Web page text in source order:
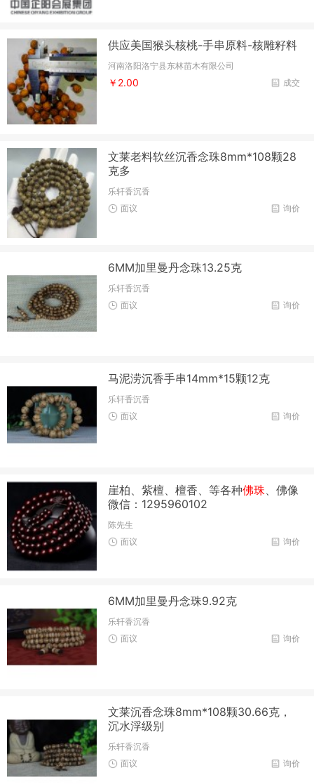
供应美国猴头核桃-手串原料-核雕籽料
河南洛阳洛宁县东林苗木有限公司
成交
￥2.00
文莱老料软丝沉香念珠8mm*108颗28
克多
乐轩香沉香
询价
面议
6MM加里曼丹念珠13.25克
乐轩香沉香
询价
面议
马泥涝沉香手串14mm*15颗12克
乐轩香沉香
询价
面议
崖柏、紫檀、檀香、等各种佛珠 、佛像
微信：1295960102
陈先生
询价
面议
6MM加里曼丹念珠9.92克
乐轩香沉香
询价
面议
文莱沉香念珠8mm*108颗30.66克，
沉水浮级别
乐轩香沉香
询价
面议